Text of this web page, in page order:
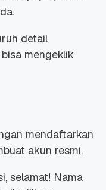
detail
mengeklik
mendaftarkan
akun resmi.
selamat! Nama